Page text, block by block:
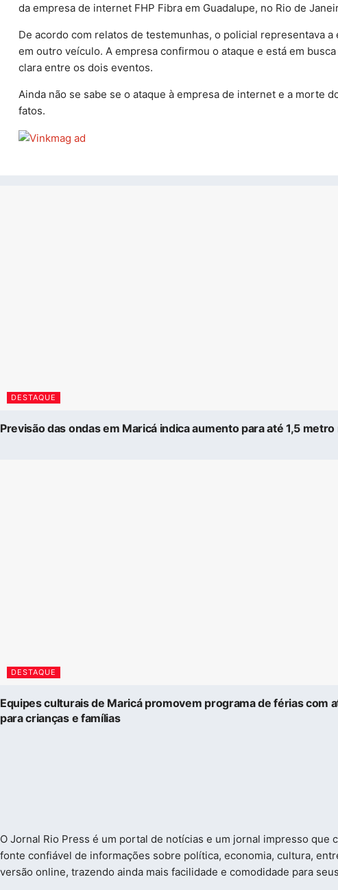
da empresa de internet FHP Fibra em Guadalupe, no Rio de
De acordo com relatos de testemunhas, o policial representava
em outro veículo. A empresa confirmou o ataque e está em
clara entre os dois eventos.
Ainda não se sabe se o ataque à empresa de internet e a morte
fatos.
DESTAQUE
Previsão das ondas em Maricá indica aumento para até 1,5
DESTAQUE
Equipes culturais de Maricá promovem programa de férias com
para crianças e famílias
O Jornal Rio Press é um portal de notícias e um jornal impresso
fonte confiável de informações sobre política, economia, cultura,
versão online, trazendo ainda mais facilidade e comodidade para